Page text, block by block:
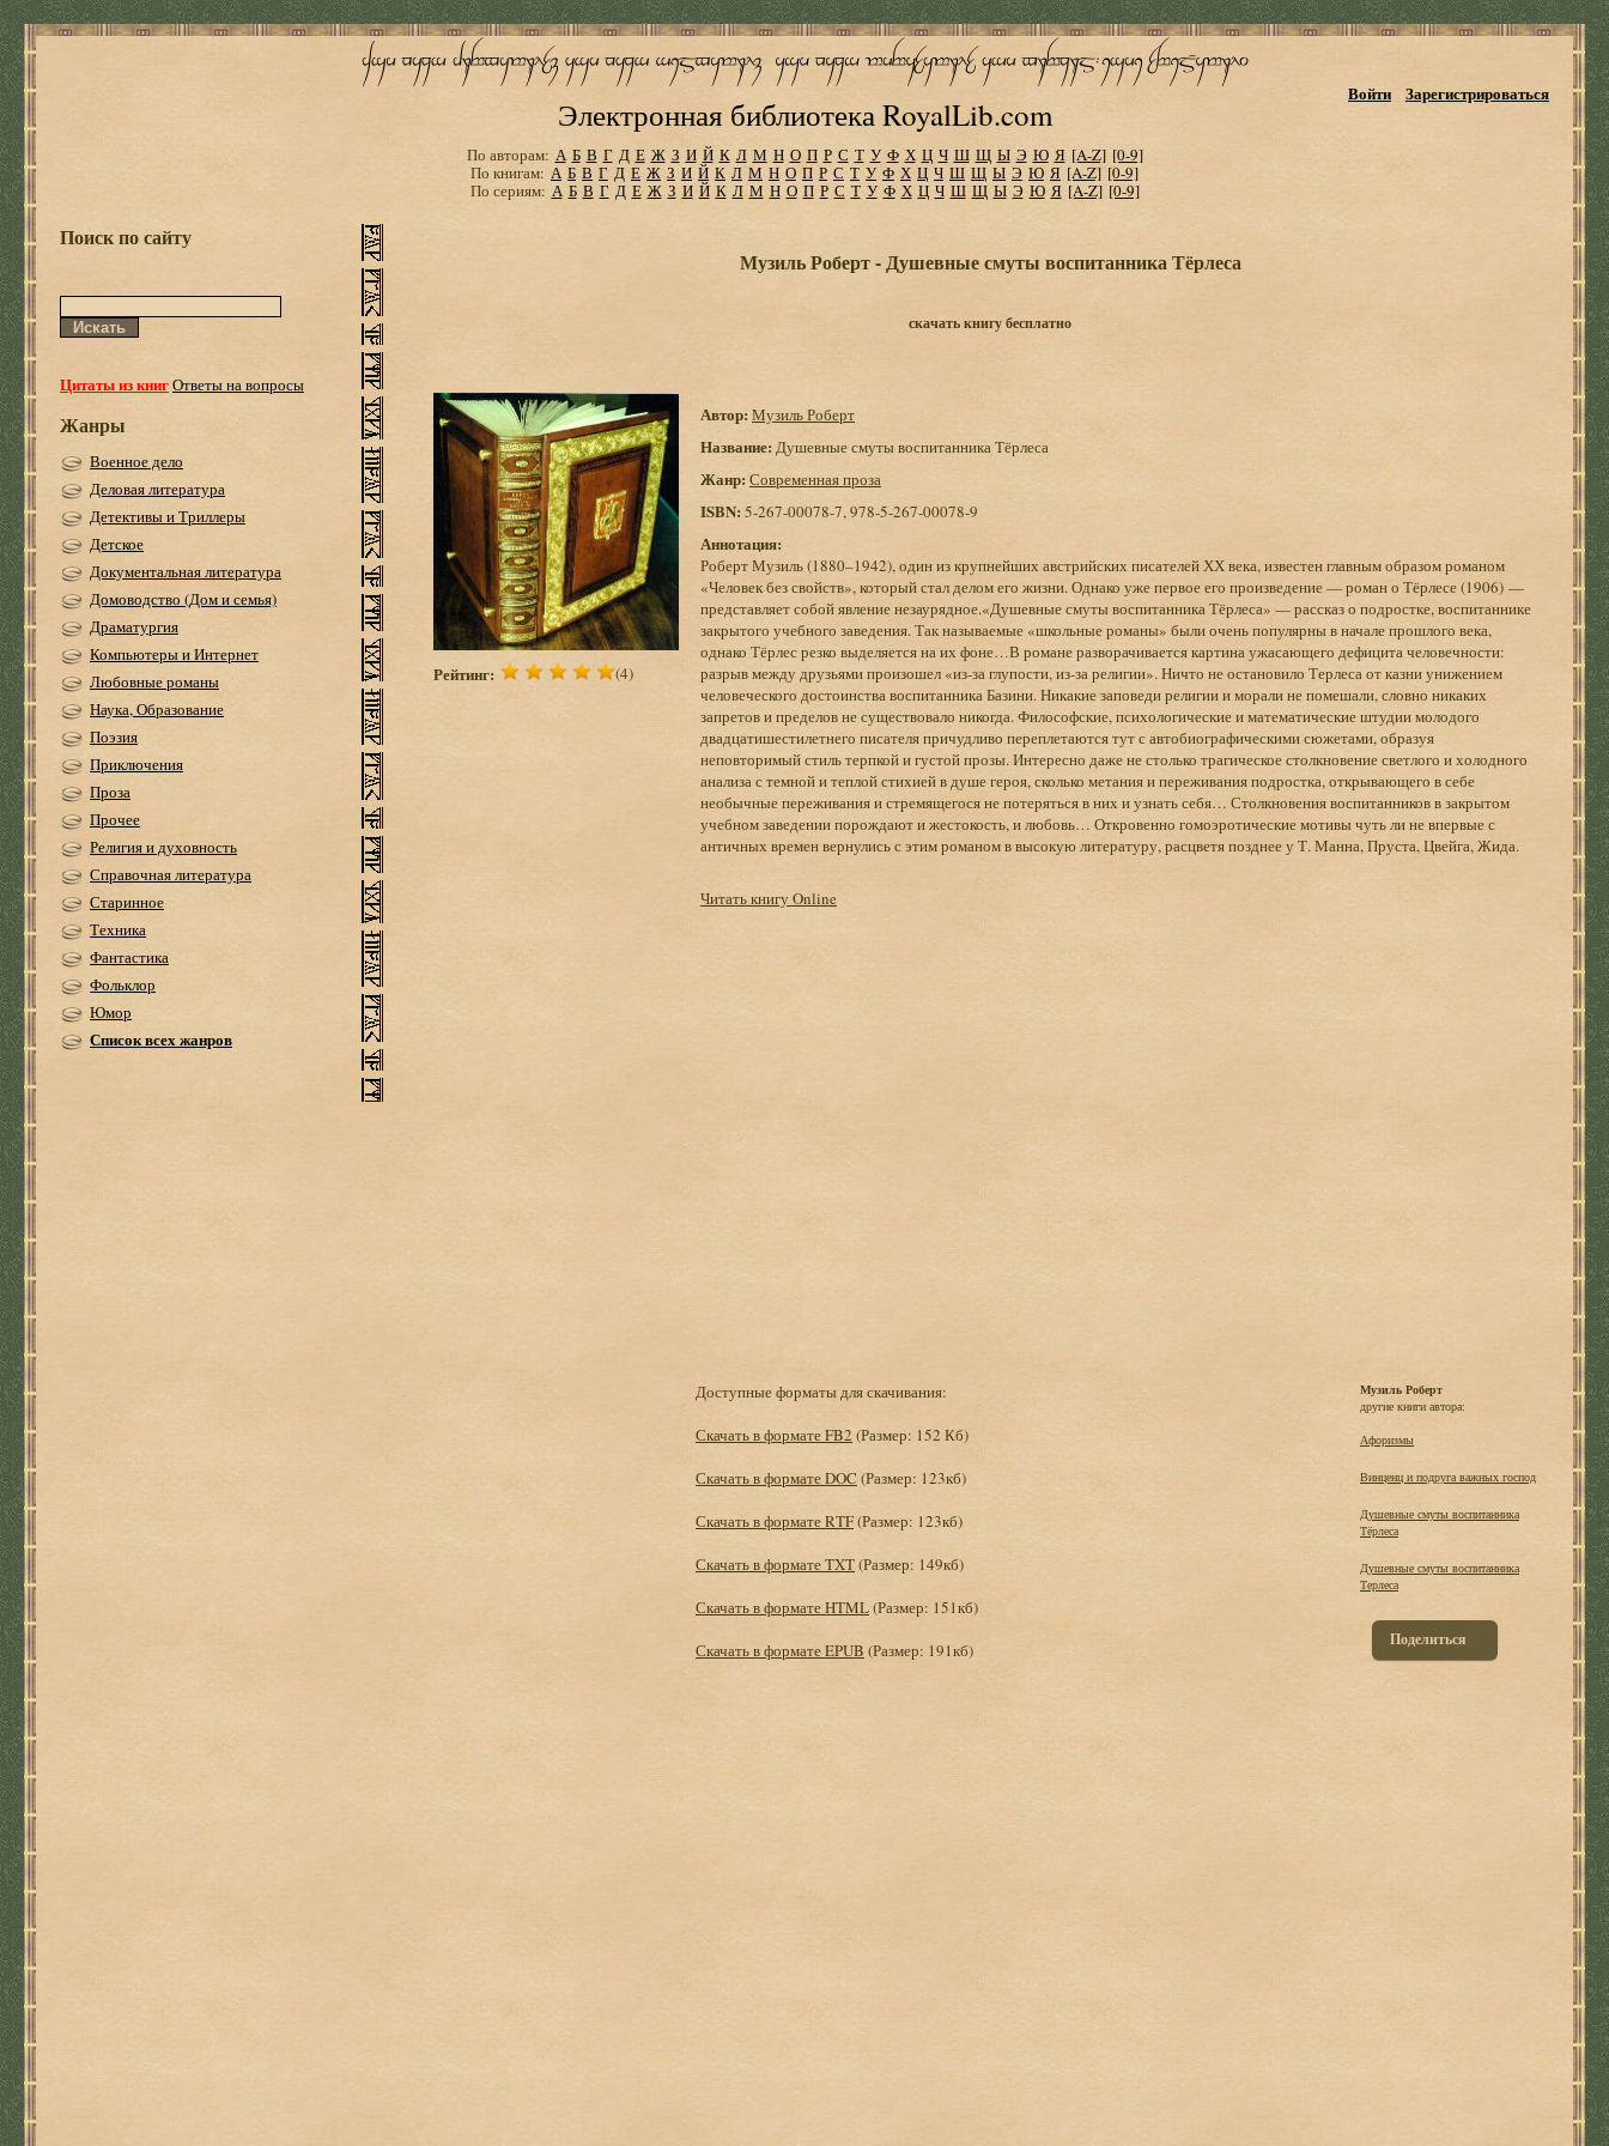
Электронная библиотека RoyalLib.com
Войти Зарегистрироваться
По авторам: А Б В Г Д Е Ж З И Й К Л М Н О П Р С Т У Ф Х Ц Ч Ш Щ Ы Э Ю Я [A-Z] [0-9]
По книгам: А Б В Г Д Е Ж З И Й К Л М Н О П Р С Т У Ф Х Ц Ч Ш Щ Ы Э Ю Я [A-Z] [0-9]
По сериям: А Б В Г Д Е Ж З И Й К Л М Н О П Р С Т У Ф Х Ц Ч Ш Щ Ы Э Ю Я [A-Z] [0-9]
Поиск по сайту
Цитаты из книгОтветы на вопросы
Жанры
Военное дело
Деловая литература
Детективы и Триллеры
Детское
Документальная литература
Домоводство (Дом и семья)
Драматургия
Компьютеры и Интернет
Любовные романы
Наука, Образование
Поэзия
Приключения
Проза
Прочее
Религия и духовность
Справочная литература
Старинное
Техника
Фантастика
Фольклор
Юмор
Список всех жанров
Музиль Роберт - Душевные смуты воспитанника Тёрлеса
скачать книгу бесплатно
Рейтинг: (4)
Автор: Музиль Роберт
Название: Душевные смуты воспитанника Тёрлеса
Жанр: Современная проза
ISBN: 5-267-00078-7, 978-5-267-00078-9
Аннотация:
Роберт Музиль (1880–1942), один из крупнейших австрийских писателей ХХ века, известен главным образом романом
«Человек без свойств», который стал делом его жизни. Однако уже первое его произведение — роман о Тёрлесе (1906) —
представляет собой явление незаурядное.«Душевные смуты воспитанника Тёрлеса» — рассказ о подростке, воспитаннике
закрытого учебного заведения. Так называемые «школьные романы» были очень популярны в начале прошлого века,
однако Тёрлес резко выделяется на их фоне…В романе разворачивается картина ужасающего дефицита человечности:
разрыв между друзьями произошел «из-за глупости, из-за религии». Ничто не остановило Терлеса от казни унижением
человеческого достоинства воспитанника Базини. Никакие заповеди религии и морали не помешали, словно никаких
запретов и пределов не существовало никогда. Философские, психологические и математические штудии молодого
двадцатишестилетнего писателя причудливо переплетаются тут с автобиографическими сюжетами, образуя
неповторимый стиль терпкой и густой прозы. Интересно даже не столько трагическое столкновение светлого и холодного
анализа с темной и теплой стихией в душе героя, сколько метания и переживания подростка, открывающего в себе
необычные переживания и стремящегося не потеряться в них и узнать себя… Столкновения воспитанников в закрытом
учебном заведении порождают и жестокость, и любовь… Откровенно гомоэротические мотивы чуть ли не впервые с
античных времен вернулись с этим романом в высокую литературу, расцветя позднее у Т. Манна, Пруста, Цвейга, Жида.
Читать книгу Online
Доступные форматы для скачивания:
Скачать в формате FB2 (Размер: 152 Кб)
Скачать в формате DOC (Размер: 123кб)
Скачать в формате RTF(Размер: 123кб)
Скачать в формате TXT(Размер: 149кб)
Скачать в формате HTML(Размер: 151кб)
Скачать в формате EPUB (Размер: 191кб)
Музиль Роберт
другие книги автора:
Афоризмы
Винценц и подруга важных господ
Душевные смуты воспитанника
Тёрлеса
Душевные смуты воспитанника
Терлеса
Поделиться